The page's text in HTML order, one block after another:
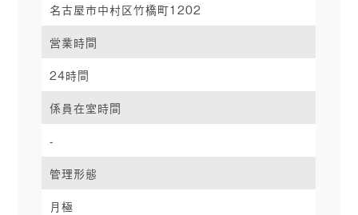
名古屋市中村区竹橋町1202
営業時間
24時間
係員在室時間
-
管理形態
月極